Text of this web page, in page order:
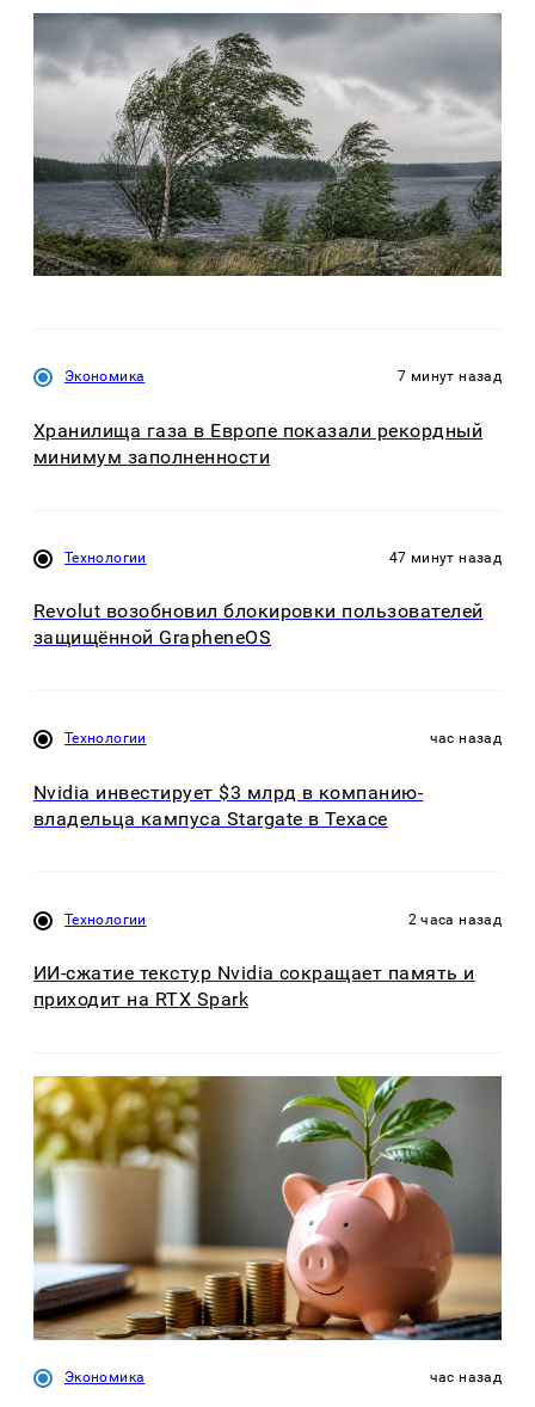
Экономика 7 минут назад
Хранилища газа в Европе показали рекордный
минимум заполненности
Технологии 47 минут назад
Revolut возобновил блокировки пользователей
защищённой GrapheneOS
Технологии час назад
Nvidia инвестирует $3 млрд в компанию-
владельца кампуса Stargate в Техасе
Технологии 2 часа назад
ИИ-сжатие текстур Nvidia сокращает память и
приходит на RTX Spark
Экономика час назад